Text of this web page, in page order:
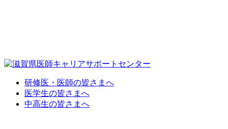
研修医・医師の皆さまへ
医学生の皆さまへ
中高生の皆さまへ